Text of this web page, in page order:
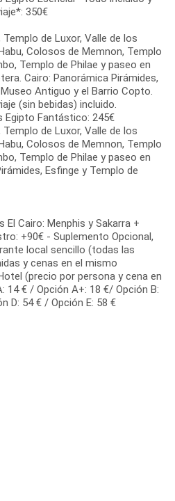
350€
de Luxor, Valle de los
Colosos de Memnon, Templo
Templo de Philae y paseo en
Cairo: Panorámica Pirámides,
Antiguo y el Barrio Copto.
(sin bebidas) incluido.
Egipto Fantástico: 245€
de Luxor, Valle de los
Colosos de Memnon, Templo
Templo de Philae y paseo en
Esfinge y Templo de
Cairo: Menphis y Sakarra +
+90€ - Suplemento Opcional,
local sencillo (todas las
y cenas en el mismo
(precio por persona y cena en
14 € / Opción A+: 18 €/ Opción B:
D: 54 € / Opción E: 58 €